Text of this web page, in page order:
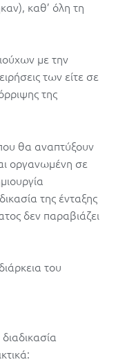
καθ’ όλη τη
με την
των είτε σε
της
θα αναπτύξουν
οργανωμένη σε
της ένταξης
δεν παραβιάζει
του